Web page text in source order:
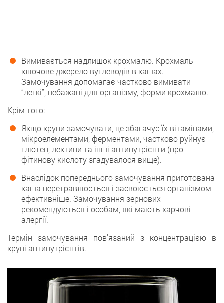
Вимивається надлишок крохмалю. Крохмаль –
ключове джерело вуглеводів в кашах.
Замочування допомагає частково вимивати
“легкі”, небажані для організму, форми крохмалю.
Крім того:
Якщо крупи замочувати, це збагачує їх вітамінами,
мікроелементами, ферментами, частково руйнує
глютен, лектини та інші антинутрієнти (про
фітинову кислоту згадувалося вище).
Внаслідок попереднього замочування приготована
каша перетравлюється і засвоюється організмом
ефективніше. Замочування зернових
рекомендуються і особам, які мають харчові
алергії.
Термін замочування пов’язаний з концентрацією в
крупі антинутрієнтів.